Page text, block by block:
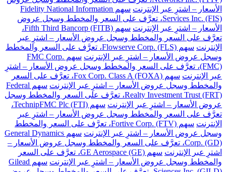
الأسعار – اشترِ عبر الإنترنت
سهم Fidelity National Information
Services Inc. (FIS)، تعرَّف على السعر والمخطط وسجل عروض
الأسعار – اشترِ عبر الإنترنت
سهم Fifth Third Bancorp (FITB)،
تعرَّف على السعر والمخطط وسجل عروض الأسعار – اشترِ عبر
الإنترنت
سهم Flowserve Corp. (FLS)، تعرَّف على السعر والمخطط
وسجل عروض الأسعار – اشترِ عبر الإنترنت
سهم FMC Corp.
(FMC)، تعرَّف على السعر والمخطط وسجل عروض الأسعار – اشترِ
عبر الإنترنت
سهم Fox Corp. Class A (FOXA)، تعرَّف على السعر
والمخطط وسجل عروض الأسعار – اشترِ عبر الإنترنت
سهم Federal
Realty Investment Trust (FRT)، تعرَّف على السعر والمخطط وسجل
عروض الأسعار – اشترِ عبر الإنترنت
سهم TechnipFMC Plc (FTI)،
تعرَّف على السعر والمخطط وسجل عروض الأسعار – اشترِ عبر
الإنترنت
سهم Fortive Corp. (FTV)، تعرَّف على السعر والمخطط
وسجل عروض الأسعار – اشترِ عبر الإنترنت
سهم General Dynamics
Corp. (GD)، تعرَّف على السعر والمخطط وسجل عروض الأسعار –
اشترِ عبر الإنترنت
سهم GE Aerospace (GE)، تعرَّف على السعر
والمخطط وسجل عروض الأسعار – اشترِ عبر الإنترنت
سهم Gilead